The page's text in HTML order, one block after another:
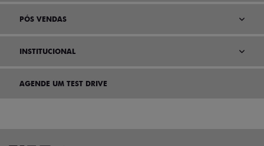
PÓS VENDAS
INSTITUCIONAL
AGENDE UM TEST DRIVE